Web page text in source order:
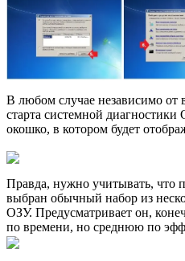
В любом случае независимо от
старта системной
окошко, в котором будет
Правда, нужно учитывать,
выбран обычный набор из
ОЗУ. Предусматривает он,
по времени, но среднюю по